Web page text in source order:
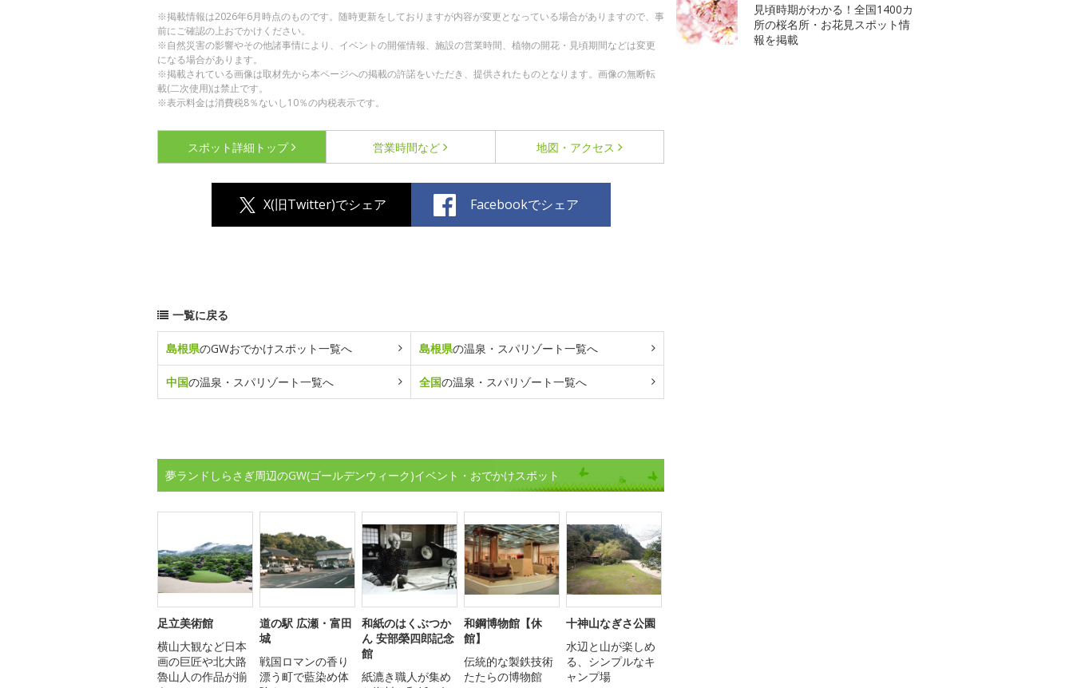
※掲載情報は2026年6月時点のものです。随時更新をしておりますが内容が変更となっている場合がありますので、事
前にご確認の上おでかけください。
※自然災害の影響やその他諸事情により、イベントの開催情報、施設の営業時間、植物の開花・見頃期間などは変更
になる場合があります。
※掲載されている画像は取材先から本ページへの掲載の許諾をいただき、提供されたものとなります。画像の無断転
載(二次使用)は禁止です。
※表示料金は消費税8％ないし10％の内税表示です。
スポット詳細 トップ 営業時間など 地図・アクセス
X(旧Twitter)でシェア Facebookでシェア
一覧に戻る
島根県のGWおでかけスポット一覧へ 島根県の温泉・スパリゾート一覧へ
中国の温泉・スパリゾート一覧へ 全国の温泉・スパリゾート一覧へ
夢ランドしらさぎ周辺のGW(ゴールデンウィーク)イベント・おでかけスポット
足立美術館
横山大観など日本
画の巨匠や北大路
魯山人の作品が揃
道の駅 広瀬・富田
城
戦国ロマンの香り
漂う町で藍染め体
和紙のはくぶつか
ん 安部榮四郎記念
館
紙漉き職人が集め
和鋼博物館【休
館】
伝統的な製鉄技術
たたらの博物館
十神山なぎさ公園
水辺と山が楽しめ
る、シンプルなキ
ャンプ場
見頃時期がわかる！全国1400カ
所の桜名所・お花見スポット情
報を掲載